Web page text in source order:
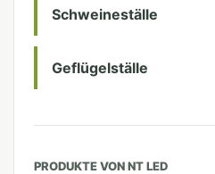
Schweineställe
Geflügelställe
PRODUKTE VON NT LED